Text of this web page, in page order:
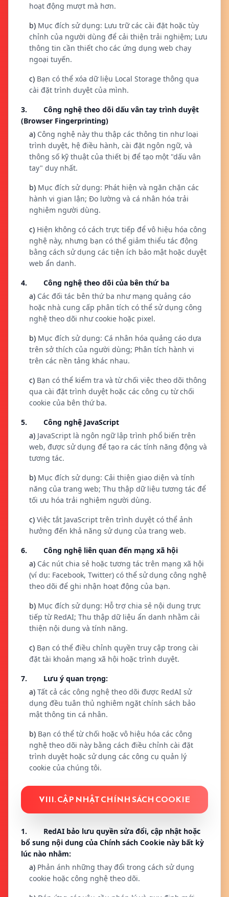
hoạt động mượt mà hơn.
b) Mục đích sử dụng: Lưu trữ các cài đặt hoặc tùy
chỉnh của người dùng để cải thiện trải nghiệm; Lưu
thông tin cần thiết cho các ứng dụng web chạy
ngoại tuyến.
c) Bạn có thể xóa dữ liệu Local Storage thông qua
cài đặt trình duyệt của mình.
3. Công nghệ theo dõi dấu vân tay trình duyệt
(Browser Fingerprinting)
a) Công nghệ này thu thập các thông tin như loại
trình duyệt, hệ điều hành, cài đặt ngôn ngữ, và
thông số kỹ thuật của thiết bị để tạo một "dấu vân
tay" duy nhất.
b) Mục đích sử dụng: Phát hiện và ngăn chặn các
hành vi gian lận; Đo lường và cá nhân hóa trải
nghiệm người dùng.
c) Hiện không có cách trực tiếp để vô hiệu hóa công
nghệ này, nhưng bạn có thể giảm thiểu tác động
bằng cách sử dụng các tiện ích bảo mật hoặc duyệt
web ẩn danh.
4. Công nghệ theo dõi của bên thứ ba
a) Các đối tác bên thứ ba như mạng quảng cáo
hoặc nhà cung cấp phân tích có thể sử dụng công
nghệ theo dõi như cookie hoặc pixel.
b) Mục đích sử dụng: Cá nhân hóa quảng cáo dựa
trên sở thích của người dùng; Phân tích hành vi
trên các nền tảng khác nhau.
c) Bạn có thể kiểm tra và từ chối việc theo dõi thông
qua cài đặt trình duyệt hoặc các công cụ từ chối
cookie của bên thứ ba.
5. Công nghệ JavaScript
a) JavaScript là ngôn ngữ lập trình phổ biến trên
web, được sử dụng để tạo ra các tính năng động và
tương tác.
b) Mục đích sử dụng: Cải thiện giao diện và tính
năng của trang web; Thu thập dữ liệu tương tác để
tối ưu hóa trải nghiệm người dùng.
c) Việc tắt JavaScript trên trình duyệt có thể ảnh
hưởng đến khả năng sử dụng của trang web.
6. Công nghệ liên quan đến mạng xã hội
a) Các nút chia sẻ hoặc tương tác trên mạng xã hội
(ví dụ: Facebook, Twitter) có thể sử dụng công nghệ
theo dõi để ghi nhận hoạt động của bạn.
b) Mục đích sử dụng: Hỗ trợ chia sẻ nội dung trực
tiếp từ RedAI; Thu thập dữ liệu ẩn danh nhằm cải
thiện nội dung và tính năng.
c) Bạn có thể điều chỉnh quyền truy cập trong cài
đặt tài khoản mạng xã hội hoặc trình duyệt.
7. Lưu ý quan trọng:
a) Tất cả các công nghệ theo dõi được RedAI sử
dụng đều tuân thủ nghiêm ngặt chính sách bảo
mật thông tin cá nhân.
b) Bạn có thể từ chối hoặc vô hiệu hóa các công
nghệ theo dõi này bằng cách điều chỉnh cài đặt
trình duyệt hoặc sử dụng các công cụ quản lý
cookie của chúng tôi.
VIII. CẬP NHẬT CHÍNH SÁCH COOKIE
1. RedAI bảo lưu quyền sửa đổi, cập nhật hoặc
bổ sung nội dung của Chính sách Cookie này bất kỳ
lúc nào nhằm:
a) Phản ánh những thay đổi trong cách sử dụng
cookie hoặc công nghệ theo dõi.